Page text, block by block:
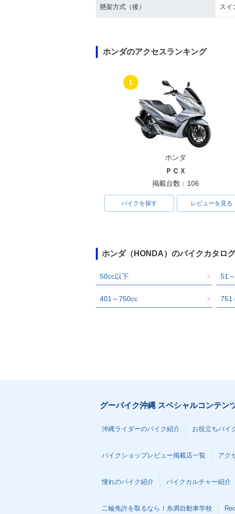
懸架方式（後） スイ
ホンダのアクセスランキング
1
ホンダ
ＰＣＸ
掲載台数：106
バイクを探す レビューを見る
ホンダ（HONDA）のバイクカタロ
50cc以下 51
401～750cc 751
グーバイク沖縄 スペシャルコンテン
沖縄ライダーのバイク紹介 お役立ちバイ
バイクショップレビュー掲載店一覧 アク
憧れのバイク紹介 バイクカルチャー紹介
二輪免許を取るなら！糸満自動車学校